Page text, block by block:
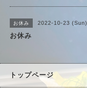
お休み 2022-10-23 (Sun)
お休み
トップページ